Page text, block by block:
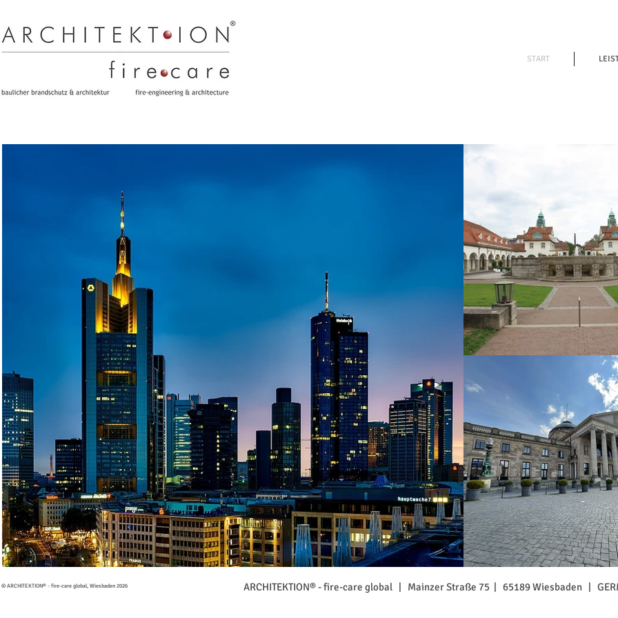
START
© ARCHITEKTION® - fire-care global, Wiesbaden 2026 ARCHITEKTION® - fire-care global | Mainzer Straße 75 | 65189 Wiesbaden |